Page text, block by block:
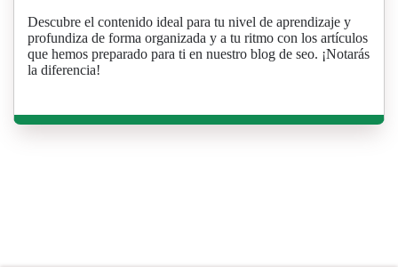
Descubre el contenido ideal para tu nivel de aprendizaje y
profundiza de forma organizada y a tu ritmo con los artículos
que hemos preparado para ti en nuestro blog de seo. ¡Notarás
la diferencia!